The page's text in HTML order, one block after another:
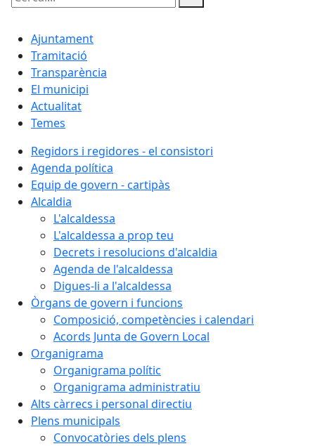
Cercar:
Ajuntament
Tramitació
Transparència
El municipi
Actualitat
Temes
Regidors i regidores - el consistori
Agenda política
Equip de govern - cartipàs
Alcaldia
L'alcaldessa
L'alcaldessa a prop teu
Decrets i resolucions d'alcaldia
Agenda de l'alcaldessa
Digues-li a l'alcaldessa
Òrgans de govern i funcions
Composició, competències i calendari
Acords Junta de Govern Local
Organigrama
Organigrama polític
Organigrama administratiu
Alts càrrecs i personal directiu
Plens municipals
Convocatòries dels plens